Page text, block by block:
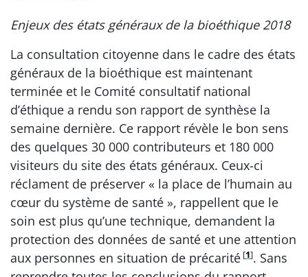
Enjeux des états généraux de la bioéthique 2018
La consultation citoyenne dans le cadre des états
généraux de la bioéthique est maintenant
terminée et le Comité consultatif national
d’éthique a rendu son rapport de synthèse la
semaine dernière. Ce rapport révèle le bon sens
des quelques 30 000 contributeurs et 180 000
visiteurs du site des états généraux. Ceux-ci
réclament de préserver « la place de l’humain au
cœur du système de santé », rappellent que le
soin est plus qu’une technique, demandent la
protection des données de santé et une attention
aux personnes en situation de précarité [1]. Sans